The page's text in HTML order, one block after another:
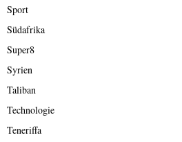
Sport
Südafrika
Super8
Syrien
Taliban
Technologie
Teneriffa